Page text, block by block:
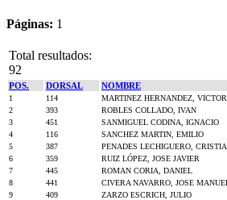
Páginas: 1
Total resultados:
92
POS. DORSAL NOMBRE
1 114 MARTINEZ HERNANDEZ, VICTOR
2
393 ROBLES COLLADO, IVAN
3
451 SANMIGUEL CODINA, IGNACIO
4
116 SANCHEZ MARTIN, EMILIO
5
387 PENADES LECHIGUERO,
6
359 RUIZ LÓPEZ, JOSE JAVIER
7
445 ROMAN CORIA, DANIEL
8
441 CIVERA NAVARRO, JOSE
9
409 ZARZO ESCRICH, JULIO